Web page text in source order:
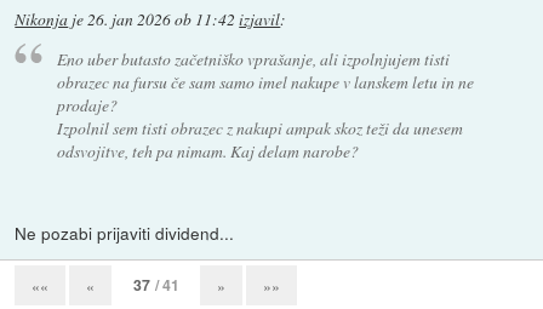
Nikonja je26. jan 2026 ob 11:42 izjavil:
Eno uber butasto začetniško vprašanje, ali izpolnjujem tisti
obrazec na fursu če sam samo imel nakupe v lanskem letu in ne
prodaje?
Izpolnil sem tisti obrazec z nakupi ampak skoz teži da unesem
odsvojitve, teh pa nimam. Kaj delam narobe?
Ne pozabi prijaviti dividend...
«« « 37 / 41 » »»